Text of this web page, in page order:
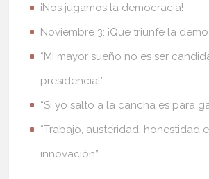
¡Nos jugamos la democracia!
Noviembre 3: ¡Que triunfe la
“Mi mayor sueño no es ser
presidencial”
“Si yo salto a la cancha es para
“Trabajo, austeridad, honestidad e
innovación”